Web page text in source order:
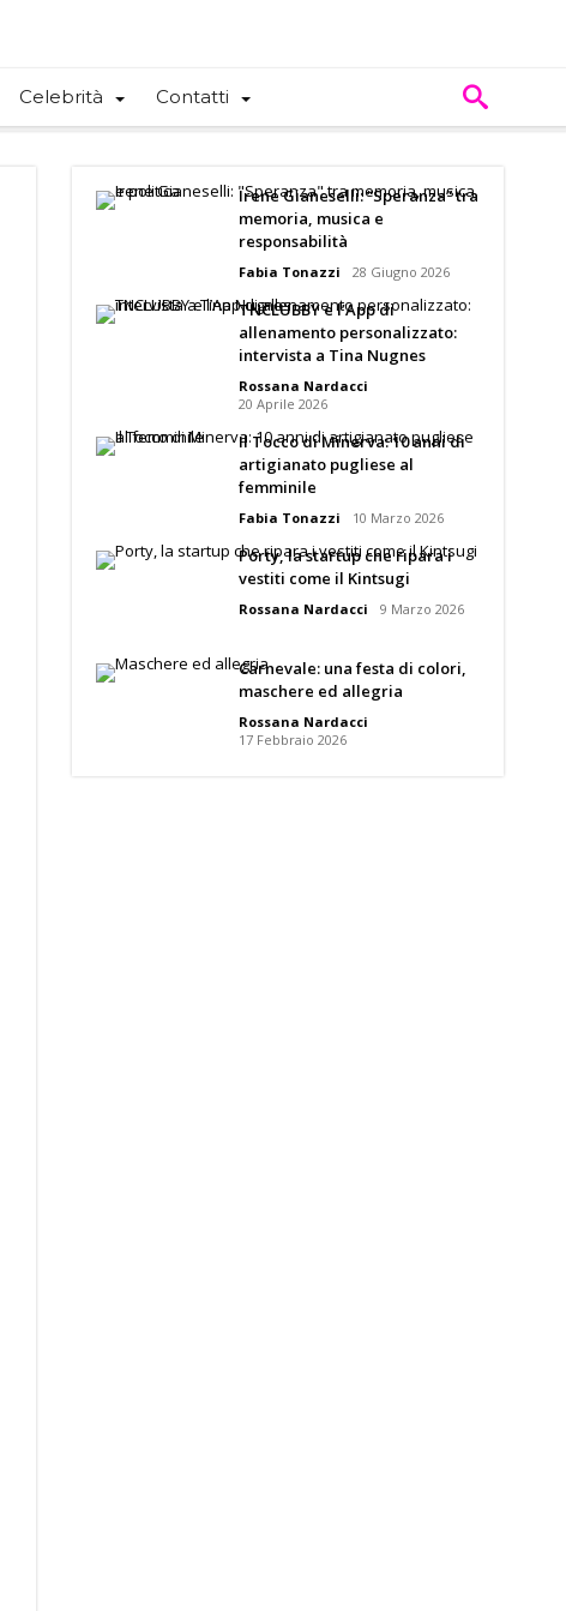
Celebrità Contatti
Irene Gianeselli: “Speranza” tra
memoria, musica e
responsabilità
Fabia Tonazzi 28 Giugno 2026
TNCLUBBY e l’App di
allenamento personalizzato:
intervista a Tina Nugnes
Rossana Nardacci
20 Aprile 2026
Il Tocco di Minerva: 10 anni di
artigianato pugliese al
femminile
Fabia Tonazzi 10 Marzo 2026
Porty, la startup che ripara i
vestiti come il Kintsugi
Rossana Nardacci 9 Marzo 2026
Carnevale: una festa di colori,
maschere ed allegria
Rossana Nardacci
17 Febbraio 2026